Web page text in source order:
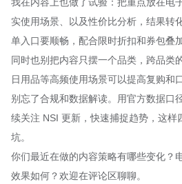
实使用场景、以及性价比分析，结果转
单入口要顺畅，配合限时折扣和券包叠
同时也别把内容只摆一个品类，跨品类
日用品等高频使用场景可以提高复购和
别忘了合规和数据解读。用官方数据口
续关注 NSI 更新，快速捕捉趋势，这样
坑。
你们最近在做的内容策略有哪些变化？
效果如何？欢迎在评论区聊聊。